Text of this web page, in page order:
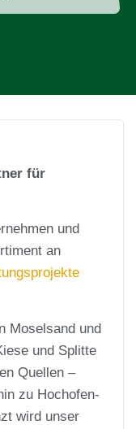
für
und
an
Moselsand und
und Splitte
Quellen –
zu Hochofen-
wird unser